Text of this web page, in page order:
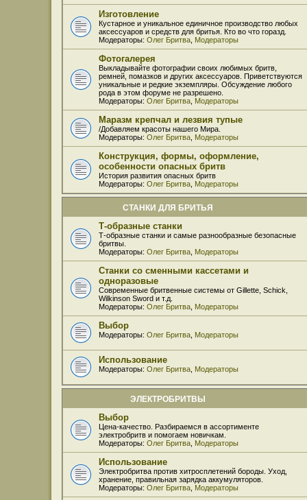
Изготовление
Кустарное и уникальное единичное производство любых
аксессуаров и средств для бритья. Кто во что горазд.
Модераторы: Олег Бритва Модераторы
Фотогалерея
Выкладывайте фотографии своих любимых бритв,
ремней, помазков и других аксессуаров. Приветствуются
уникальные и редкие экземпляры. Обсуждение любого
рода в этом форуме не разрешено.
Модераторы: Олег Бритва Модераторы
Маразм крепчал и лезвия тупые
/Добавляем красоты нашего Мира.
Модераторы: Олег Бритва Модераторы
Конструкция, формы, оформление,
особенности опасных бритв
История развития опасных бритв
Модераторы: Олег Бритва Модераторы
СТАНКИ ДЛЯ БРИТЬЯ
Т-образные станки
Т-образные станки и самые разнообразные безопасные
бритвы.
Модераторы: Олег Бритва Модераторы
Станки со сменными кассетами и
одноразовые
Современные бритвенные системы от Gillette, Schick,
Wilkinson Sword и т.д.
Модераторы: Олег Бритва Модераторы
Выбор
Модераторы: Олег Бритва Модераторы
Использование
Модераторы: Олег Бритва Модераторы
ЭЛЕКТРОБРИТВЫ
Выбор
Цена-качество. Разбираемся в ассортименте
электробритв и помогаем новичкам.
Модераторы: Олег Бритва Модераторы
Использование
Электробритва против хитросплетений бороды. Уход,
хранение, правильная зарядка аккумуляторов.
Модераторы: Олег Бритва Модераторы